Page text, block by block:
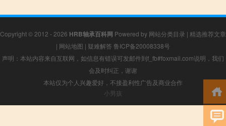
Copyright © 2012 - 2026 HRB轴承百科网 Powered by 网站分类目录 | 精选推荐文章
| 网站地图 | 疑难解答 鲁ICP备20008338号
声明：本站内容来自互联网，如信息有错误可发邮件到f_fb#foxmail.com说明，我们
会及时纠正，谢谢
本站仅为个人兴趣爱好，不接盈利性广告及商业合作
小男孩